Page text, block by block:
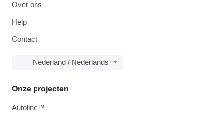
Over ons
Help
Contact
Nederland / Nederlands
Onze projecten
Autoline™